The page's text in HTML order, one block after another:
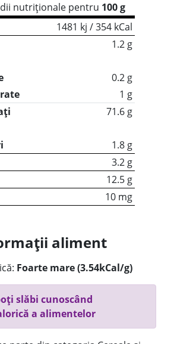
nutriționale pentru 100 g
1481 kj / 354 kCal
1.2 g
0.2 g
1 g
71.6 g
1.8 g
3.2 g
12.5 g
10 mg
aliment
Foarte mare (3.54kCal/g)
slăbi cunoscând
a alimentelor